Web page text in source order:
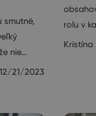
smutné,
nie…
12/21/2023
rolu v
Kristína